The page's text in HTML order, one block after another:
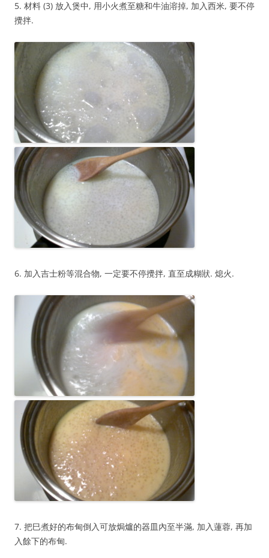
5. 材料 (3) 放入煲中, 用小火煮至糖和牛油溶掉, 加入西米, 要不停
攪拌.
6. 加入吉士粉等混合物, 一定要不停攪拌, 直至成糊狀. 熄火.
7. 把巳煮好的布甸倒入可放焗爐的器皿內至半滿, 加入蓮蓉, 再加
入餘下的布甸.